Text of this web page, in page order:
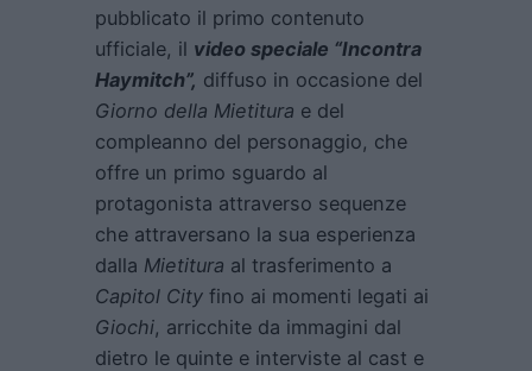
pubblicato il primo contenuto
ufficiale, il video speciale “Incontra
Haymitch”, diffuso in occasione del
Giorno della Mietitura e del
compleanno del personaggio, che
offre un primo sguardo al
protagonista attraverso sequenze
che attraversano la sua esperienza
dalla Mietitura al trasferimento a
Capitol City fino ai momenti legati ai
Giochi, arricchite da immagini dal
dietro le quinte e interviste al cast e